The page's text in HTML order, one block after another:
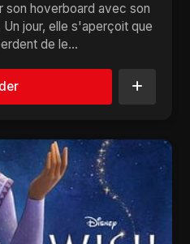
son hoverboard avec son
jour, elle s'aperçoit que
de le...